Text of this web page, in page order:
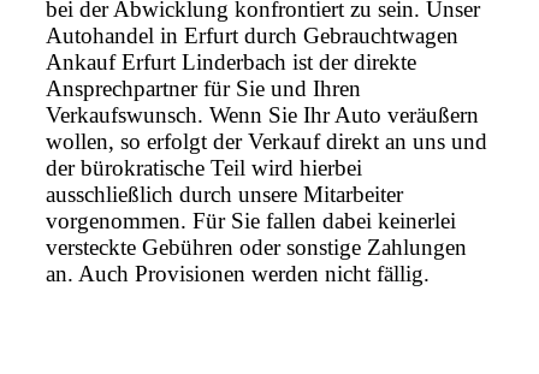
bei der Abwicklung konfrontiert zu sein. Unser
Autohandel in Erfurt durch Gebrauchtwagen
Ankauf Erfurt Linderbach ist der direkte
Ansprechpartner für Sie und Ihren
Verkaufswunsch. Wenn Sie Ihr Auto veräußern
wollen, so erfolgt der Verkauf direkt an uns und
der bürokratische Teil wird hierbei
ausschließlich durch unsere Mitarbeiter
vorgenommen. Für Sie fallen dabei keinerlei
versteckte Gebühren oder sonstige Zahlungen
an. Auch Provisionen werden nicht fällig.